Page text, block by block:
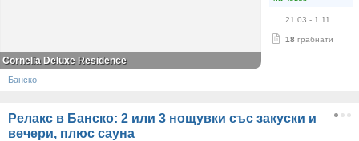
21.03 - 1.11
18 грабнати
Cornelia Deluxe Residence
Банско
Релакс в Банско: 2 или 3 нощувки със закуски и
вечери, плюс сауна